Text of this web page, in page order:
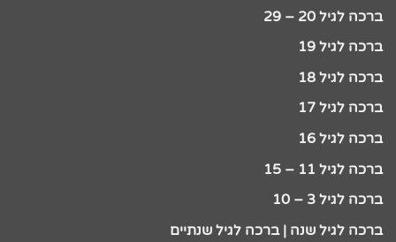
ברכה לגיל 20 – 29
ברכה לגיל 19
ברכה לגיל 18
ברכה לגיל 17
ברכה לגיל 16
ברכה לגיל 11 – 15
ברכה לגיל 3 – 10
ברכה לגיל שנה | ברכה לגיל שנתיים